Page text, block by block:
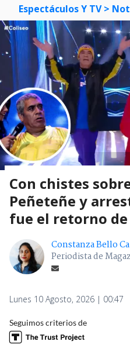
Espectáculos Y TV >
Con chistes
Peñeteñe y
fue el retorno
Constanza Bello
Periodista de
Lunes 10 Agosto, 2026 | 00:47
Seguimos criterios de